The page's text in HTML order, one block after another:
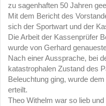
zu sagenhaften 50 Jahren
Mit dem Bericht des
sich der Sportwart und der
Die Arbeit der Kassenprüfer
wurde von Gerhard
Nach einer Aussprache, bei
katastrophalen Zustand des
Beleuchtung ging, wurde
erteilt.
Theo Withelm war so lieb